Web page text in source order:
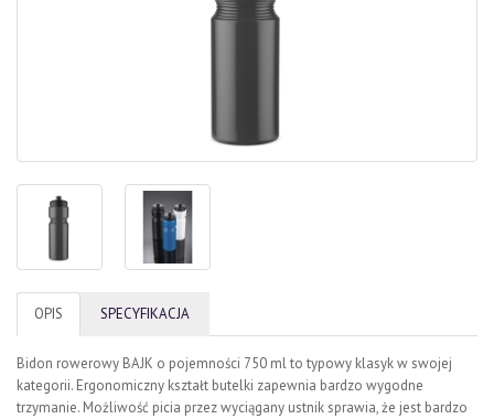
OPIS SPECYFIKACJA
Bidon rowerowy BAJK o pojemności 750 ml to typowy klasyk w swojej
kategorii. Ergonomiczny kształt butelki zapewnia bardzo wygodne
trzymanie. Możliwość picia przez wyciągany ustnik sprawia, że jest bardzo